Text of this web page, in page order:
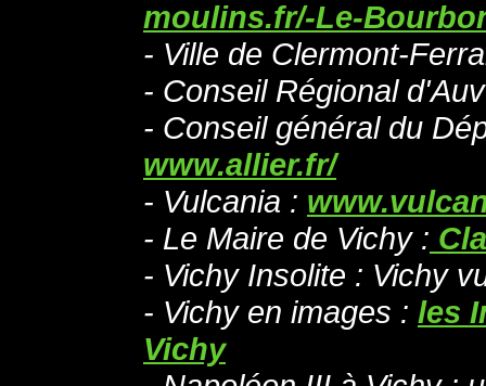
moulins.fr/-Le-
- Ville de Clermont-
- Conseil Régional
- Conseil général du
www.allier.fr/
- Vulcania :
- Le Maire de Vichy :
- Vichy Insolite : Vichy
- Vichy en images : les
Vichy